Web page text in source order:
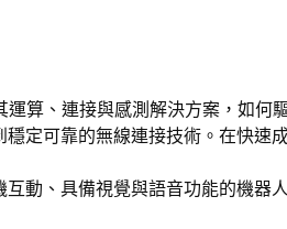
算、連接與感測解決方案，如何
定可靠的無線連接技術。在快速
動、具備視覺與語音功能的機器